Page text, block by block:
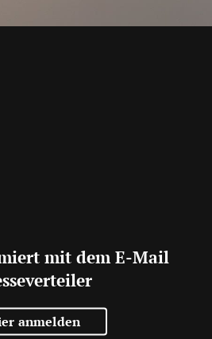
mit dem E-Mail
anmelden